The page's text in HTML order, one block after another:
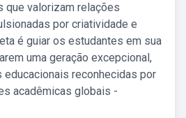
que valorizam relações
por criatividade e
é guiar os estudantes em sua
uma geração excepcional,
reconhecidas por
acadêmicas globais -